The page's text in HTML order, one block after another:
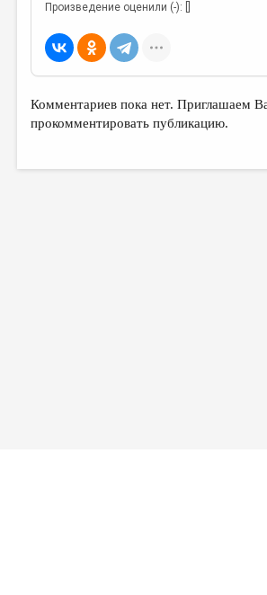
ТРЕДИАКОВСКИЙ
МЕДИА
ВКОНТАКТЕ
Произведение оценили (-): []
Комментариев пока нет. Приглашаем
прокомментировать публикацию.